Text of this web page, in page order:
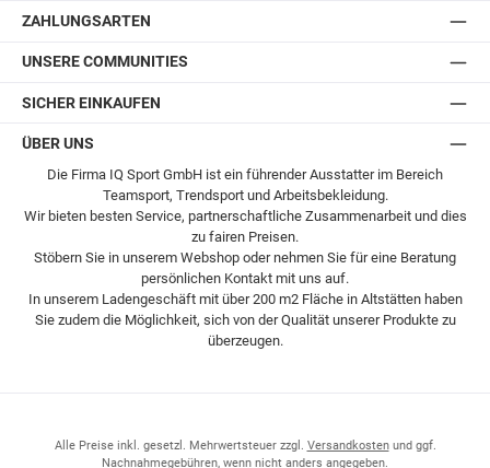
ZAHLUNGSARTEN
UNSERE COMMUNITIES
SICHER EINKAUFEN
ÜBER UNS
Die Firma IQ Sport GmbH ist ein führender Ausstatter im Bereich
Teamsport, Trendsport und Arbeitsbekleidung.
Wir bieten besten Service, partnerschaftliche Zusammenarbeit und dies
zu fairen Preisen.
Stöbern Sie in unserem Webshop oder nehmen Sie für eine Beratung
persönlichen Kontakt mit uns auf.
In unserem Ladengeschäft mit über 200 m2 Fläche in Altstätten haben
Sie zudem die Möglichkeit, sich von der Qualität unserer Produkte zu
überzeugen.
Alle Preise inkl. gesetzl. Mehrwertsteuer zzgl. Versandkostenund ggf.
Nachnahmegebühren, wenn nicht anders angegeben.